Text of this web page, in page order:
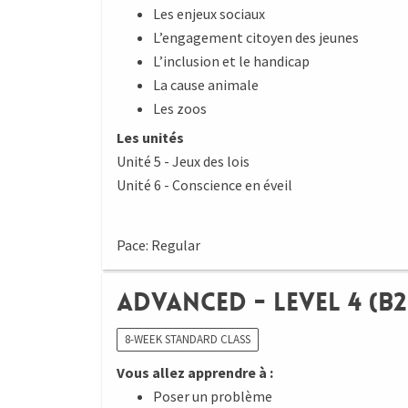
Les enjeux sociaux
L’engagement citoyen des jeunes
L’inclusion et le handicap
La cause animale
Les zoos
Les unités
Unité 5 - Jeux des lois
Unité 6 - Conscience en éveil
Pace: Regular
Advanced - Level 4
8-WEEK STANDARD CLASS
Vous allez apprendre à :
Poser un problème